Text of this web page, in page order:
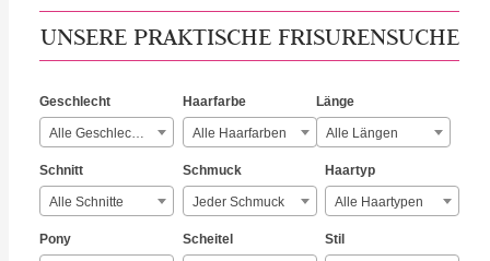
UNSERE PRAKTISCHE FRISURENSUCHE
Geschlecht
Alle Geschlechter
Haarfarbe
Alle Haarfarben
Länge
Alle Längen
Schnitt
Alle Schnitte
Schmuck
Jeder Schmuck
Haartyp
Alle Haartypen
Pony Scheitel Stil